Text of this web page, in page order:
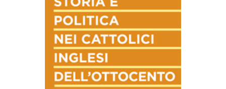
AGGIUNGI AL CARRELLO